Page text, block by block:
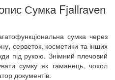
Сумка Fjallraven
сумка через
серветок, косметики та інших
під рукою. Знімний плечовий
сумку як гаманець, чохол
документів.